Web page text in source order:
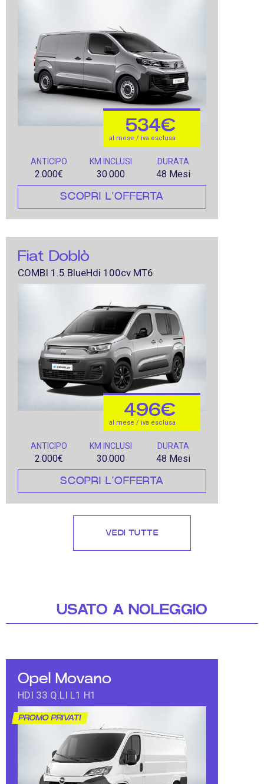
534€
al mese / iva esclusa
ANTICIPO
2.000€
KM INCLUSI
30.000
DURATA
48 Mesi
SCOPRI L'OFFERTA
Fiat Doblò
COMBI 1.5 BlueHdi 100cv MT6
496€
al mese / iva esclusa
ANTICIPO
2.000€
KM INCLUSI
30.000
DURATA
48 Mesi
SCOPRI L'OFFERTA
VEDI TUTTE
USATO A NOLEGGIO
Opel Movano
HDI 33 Q.LI L1 H1
PROMO PRIVATI